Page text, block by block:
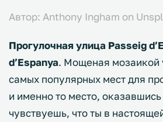
Автор: Anthony Ingham on
Прогулочная улица Passeig
d’Espanya. Мощеная мозаикой
самых популярных мест для
и именно то место,
чувствуешь, что ты в